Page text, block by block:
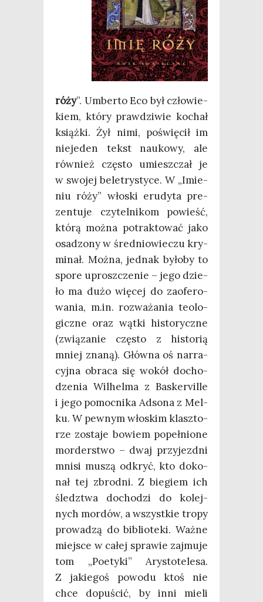
róży”. Umber­to Eco był czło­wie­
kiem, któ­ry praw­dzi­wie kochał
książ­ki. Żył nimi, poświę­cił im
nie­je­den tekst nauko­wy, ale
rów­nież czę­sto umiesz­czał je
w swo­jej bele­try­sty­ce. W „Imie­
niu róży” wło­ski eru­dy­ta pre­
zen­tu­je czy­tel­ni­kom powieść,
któ­rą moż­na potrak­to­wać jako
osa­dzo­ny w śre­dnio­wie­czu kry­
mi­nał. Moż­na, jed­nak było­by to
spo­re uprosz­cze­nie – jego dzie­
ło ma dużo wię­cej do zaofe­ro­
wa­nia, m.in. roz­wa­ża­nia teo­lo­
gicz­ne oraz wąt­ki histo­rycz­ne
(zwią­za­nie czę­sto z histo­rią
mniej zna­ną). Głów­na oś nar­ra­
cyj­na obra­ca się wokół docho­
dze­nia Wil­hel­ma z Baske­rvil­le
i jego pomoc­ni­ka Adso­na z Mel­
ku. W pew­nym wło­skim klasz­to­
rze zosta­je bowiem popeł­nio­ne
mor­der­stwo – dwaj przy­jezd­ni
mni­si muszą odkryć, kto doko­
nał tej zbrod­ni. Z bie­giem ich
śledz­twa docho­dzi do kolej­
nych mor­dów, a wszyst­kie tro­py
pro­wa­dzą do biblio­te­ki. Waż­ne
miej­sce w całej spra­wie zaj­mu­je
tom „Poety­ki” Ary­sto­te­le­sa.
Z jakie­goś powo­du ktoś nie
chce dopu­ścić, by inni mie­li